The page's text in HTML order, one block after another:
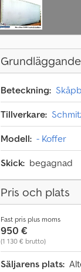
Beteckning:
Tillverkare:
Modell: - Koffer
Skick: begagnad
Pris och plats
Fast pris plus moms
950 €
(1 130 € brutto)
Säljarens plats: